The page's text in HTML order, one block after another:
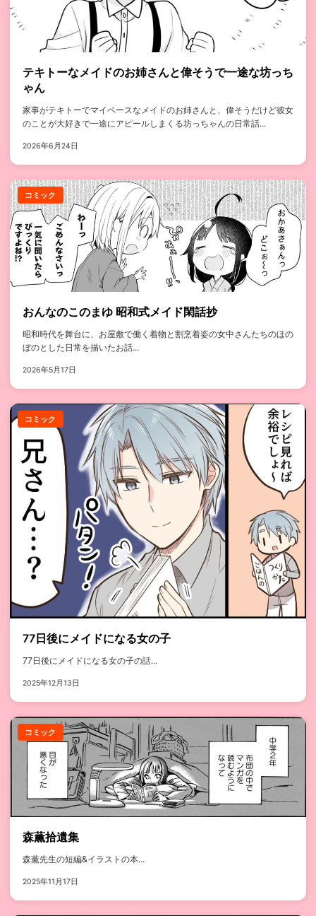
テキトーなメイドのお姉さんと偉そうで一途な坊っち
ゃん
家事がテキトーでマイペースなメイドのお姉さんと、偉そうだけど彼女
のことが大好きで一途にアピールしまくる坊っちゃんの日常話...
2026年6月24日
コミック
おんなのこのまゆ 昭和式メイド閑話抄
昭和時代を舞台に、お屋敷で働く着物と割烹着姿の女中さんたちのほの
ぼのとした日常を描いたお話...
2026年5月17日
コミック
77日後にメイドになる女の子
77日後にメイドになる女の子の話...
2025年12月13日
コミック
森薫拾遺集
森薫先生の短編&イラストの本...
2025年11月17日